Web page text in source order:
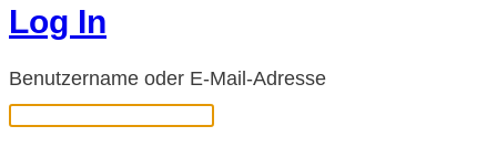
Log In
Benutzername oder E-Mail-Adresse